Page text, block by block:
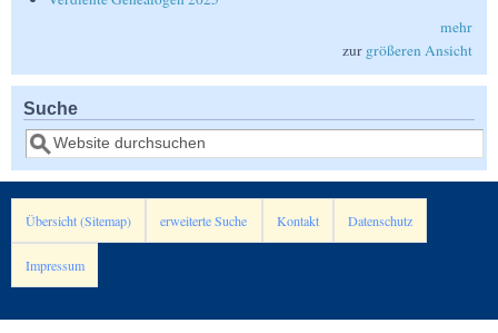
mehr
zur größeren Ansicht
Suche
Suche
Übersicht (Sitemap) erweiterte Suche Kontakt Datenschutz
Impressum